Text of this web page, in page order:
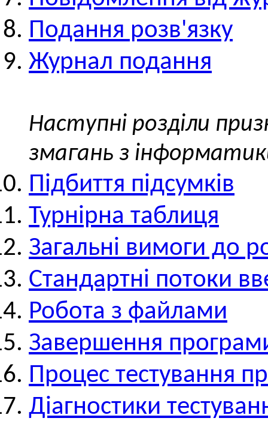
Подання розв'язку
Журнал подання
Наступні розділи
змагань з
Підбиття підсумків
Турнірна таблиця
Загальні вимоги до
Cтандартні потоки
Робота з файлами
Завершення
Процес тестування
Діагностики